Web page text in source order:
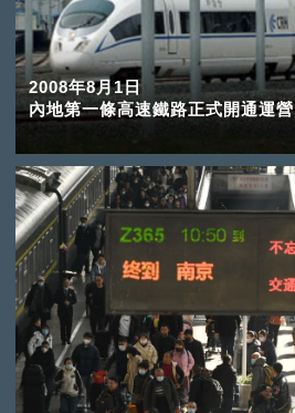
2008年8月1日
內地第一條高速鐵路正式開通運營